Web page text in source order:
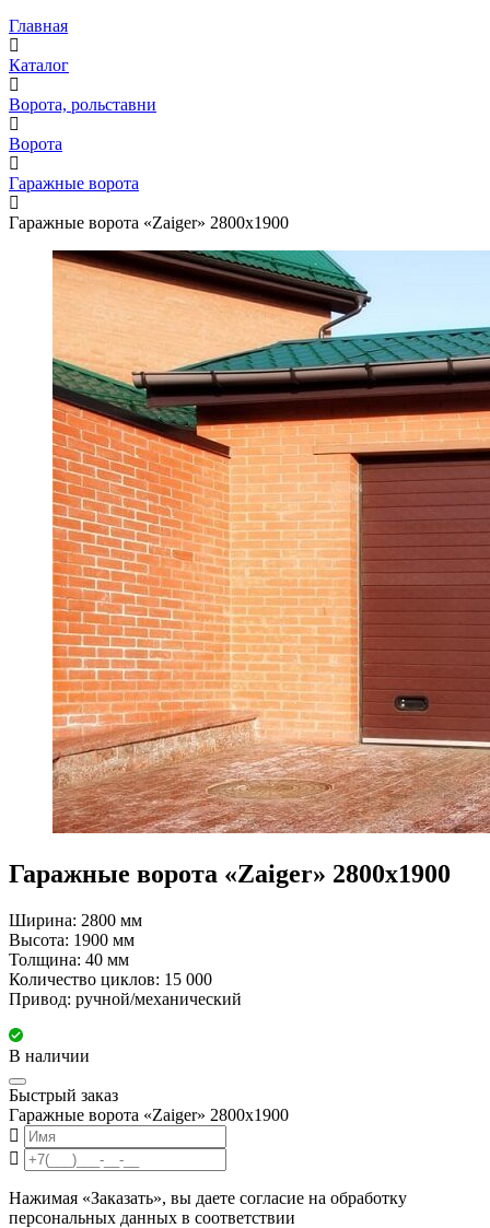
Главная
Каталог
Ворота, рольставни
Ворота
Гаражные ворота
Гаражные ворота «Zaiger» 2800х1900
Гаражные ворота «Zaiger» 2800х1900
Ширина: 2800 мм
Высота: 1900 мм
Толщина: 40 мм
Количество циклов: 15 000
Привод: ручной/механический
В наличии
Быстрый заказ
Гаражные ворота «Zaiger» 2800х1900
Нажимая «Заказать», вы даете согласие на обработку
персональных данных в соответствии